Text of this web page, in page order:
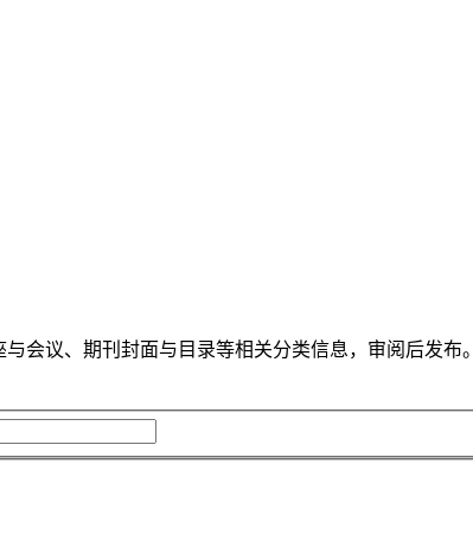
会议、期刊封面与目录等相关分类信息，审阅后发布。